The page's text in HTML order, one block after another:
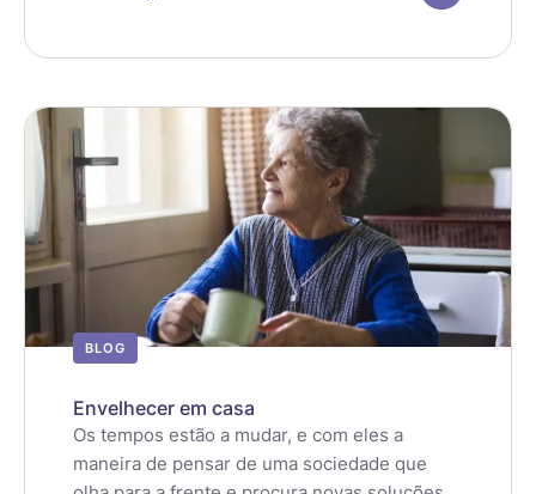
BLOG
Envelhecer em casa
Os tempos estão a mudar, e com eles a
maneira de pensar de uma sociedade que